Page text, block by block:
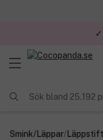
Sök bland 25.192
Smink/Läppar/Läppstift